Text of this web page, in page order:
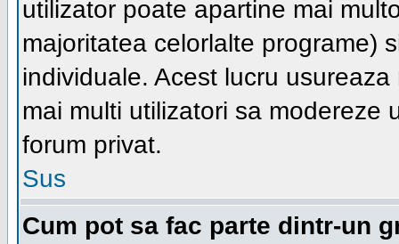
utilizator poate apartine mai
majoritatea celorlalte programe)
individuale. Acest lucru
mai multi utilizatori sa modereze
forum privat.
Sus
Cum pot sa fac parte dintr-un